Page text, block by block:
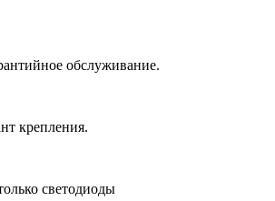
обслуживание.
крепления.
светодиоды